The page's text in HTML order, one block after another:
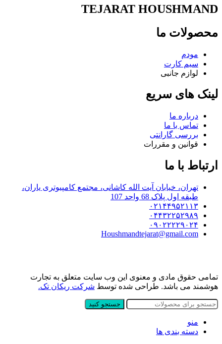
TEJARAT HOUSHMAND
محصولات ما
مودم
سیم کارت
لوازم جانبی
لینک های سریع
درباره ما
تماس با ما
بررسی گارانتی
قوانین و مقررات
ارتباط با ما
تهران، خیابان آیت الله کاشانی، مجتمع کامپیوتری یاران،
طبقه اول پلاک 68 واحد 107
۰۲۱۴۴۹۵۲۱۱۳
۰۴۴۳۲۲۵۲۹۸۹
۰۹۰۲۲۲۲۹۰۲۴
Houshmandtejarat@gmail.com
تمامی حقوق مادی و معنوی این وب سایت متعلق به تجارت
هوشمند می باشد. طراحی شده توسط شرکت ریکان تک.
جستجو کنید
منو
دسته بندی ها